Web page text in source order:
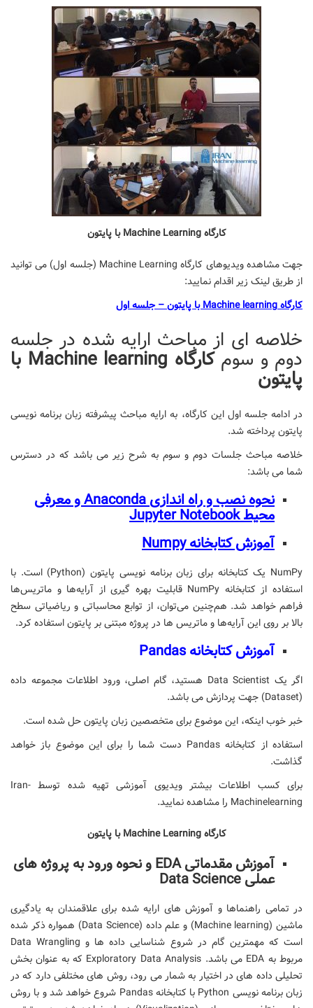
کارگاه Machine Learning با پایتون
جهت مشاهده ویدیوهای کارگاه Machine Learning (جلسه اول) می توانید
از طریق لینک زیر اقدام نمایید:
کارگاه Machine learning با پایتون – جلسه اول
خلاصه ای از مباحث ارایه شده در جلسه
دوم و سوم کارگاه Machine learning با
پایتون
در ادامه جلسه اول این کارگاه، به ارایه مباحث پیشرفته زبان برنامه نویسی
پایتون پرداخته شد.
خلاصه مباحث جلسات دوم و سوم به شرح زیر می باشد که در دسترس
شما می باشد:
نحوه نصب و راه اندازی Anaconda و معرفی
محیط Jupyter Notebook
آموزش کتابخانه Numpy
NumPy یک کتابخانه برای زبان برنامه نویسی پایتون (Python) است. با
استفاده از کتابخانه NumPy قابلیت بهره گیری از آرایه‌ها و ماتریس‌ها
فراهم خواهد شد. هم‌چنین می‌توان، از توابع محاسباتی و ریاضیاتی سطح
بالا بر روی این آرایه‌ها و ماتریس ها در پروژه مبتنی بر پایتون استفاده کرد.
آموزش کتابخانه Pandas
اگر یک Data Scientist هستید، گام اصلی، ورود اطلاعات مجموعه داده
(Dataset) جهت پردازش می باشد.
خبر خوب اینکه، این موضوع برای متخصصین زبان پایتون حل شده است.
استفاده از کتابخانه Pandas دست شما را برای این موضوع باز خواهد
گذاشت.
برای کسب اطلاعات بیشتر ویدیوی آموزشی تهیه شده توسط Iran-
Machinelearning را مشاهده نمایید.
کارگاه Machine Learning با پایتون
آموزش مقدماتی EDA و نحوه ورود به پروژه های
عملی Data Science
در تمامی راهنماها و آموزش های ارایه شده برای علاقمندان به یادگیری
ماشین (Machine learning) و علم داده (Data Science) همواره ذکر شده
است که مهمترین گام در شروع شناسایی داده ها و Data Wrangling
مربوط به EDA می باشد. Exploratory Data Analysis که به عنوان بخش
تحلیلی داده های در اختیار به شمار می رود، روش های مختلفی دارد که در
زبان برنامه نویسی Python با کتابخانه Pandas شروع خواهد شد و با روش